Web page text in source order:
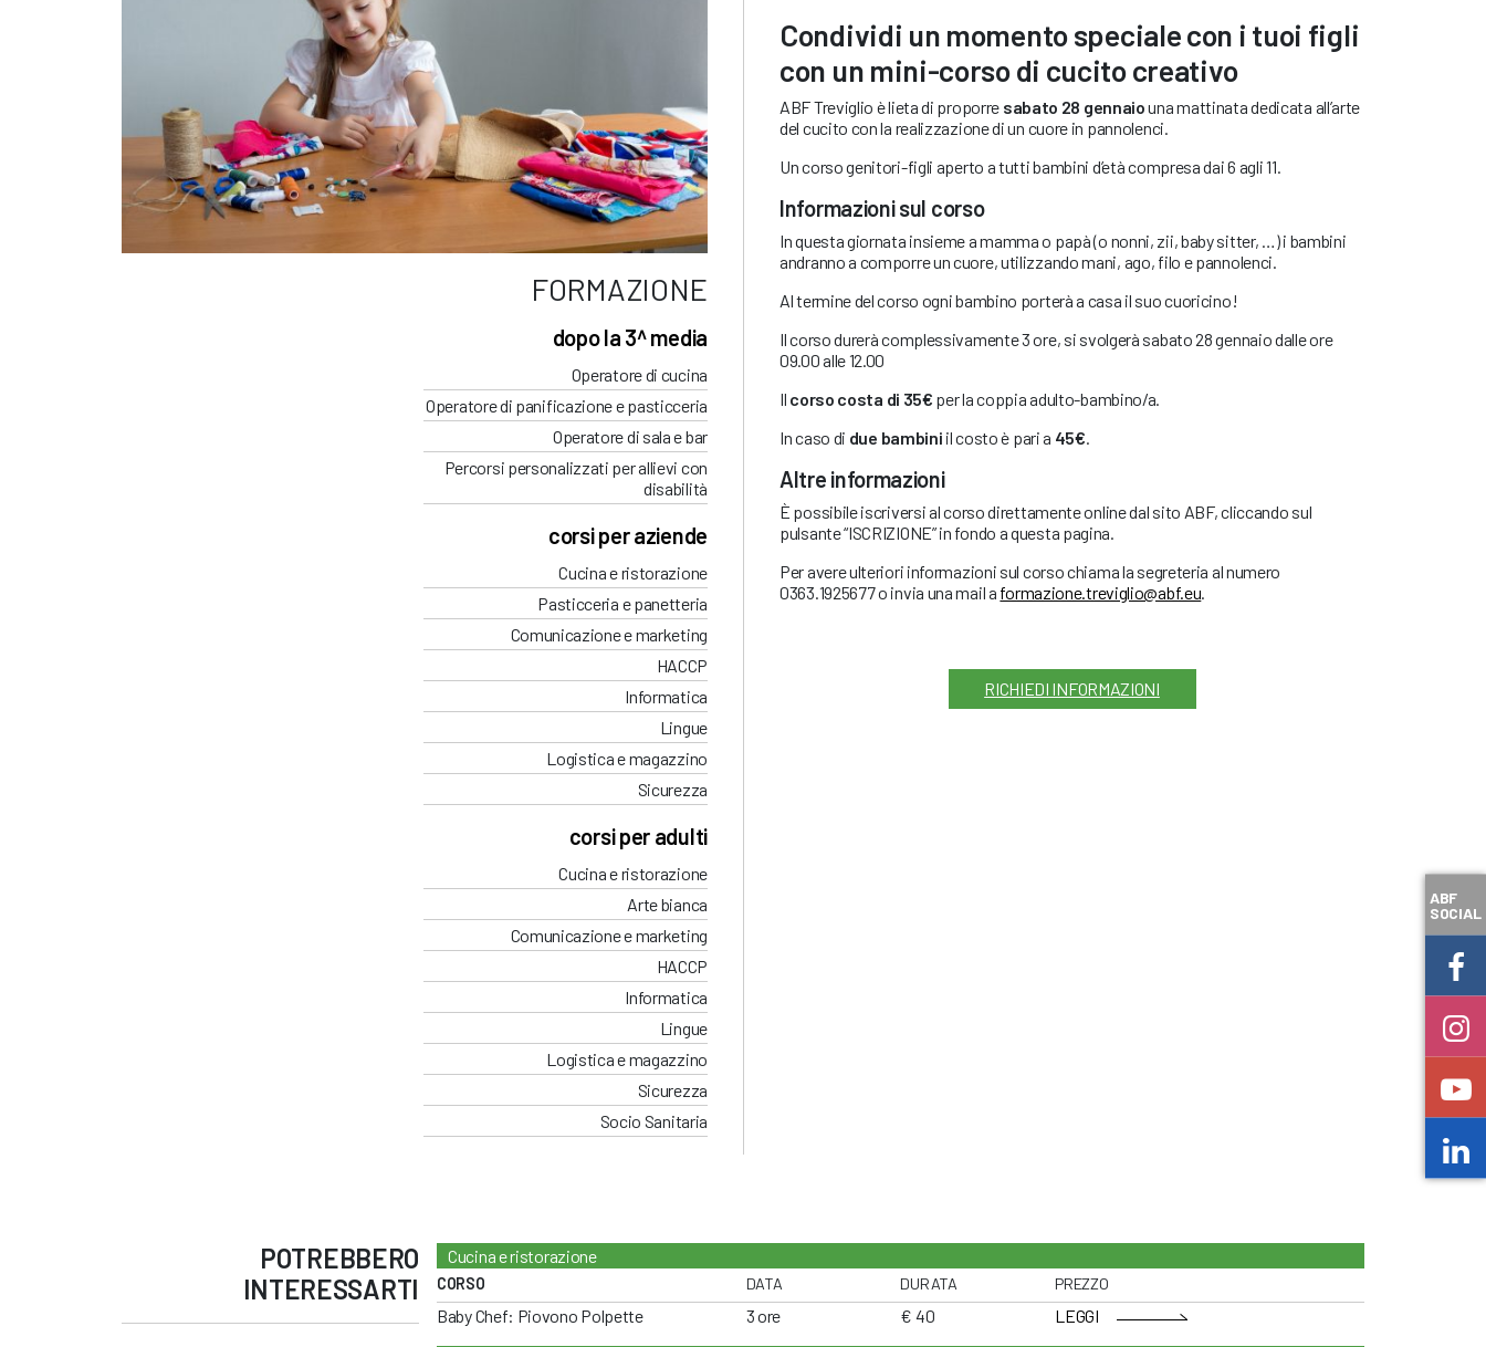
FORMAZIONE
dopo la 3^ media
Operatore di cucina
Operatore di panificazione e pasticceria
Operatore di sala e bar
Percorsi personalizzati per allievi con
disabilità
corsi per aziende
Cucina e ristorazione
Pasticceria e panetteria
Comunicazione e marketing
HACCP
Informatica
Lingue
Logistica e magazzino
Sicurezza
corsi per adulti
Cucina e ristorazione
Arte bianca
Comunicazione e marketing
HACCP
Informatica
Lingue
Logistica e magazzino
Sicurezza
Socio Sanitaria
Condividi un momento speciale con i tuoi figli
con un mini-corso di cucito creativo
ABF Treviglio è lieta di proporre sabato 28 gennaiouna mattinata dedicata all’arte
del cucito con la realizzazione di un cuore in pannolenci.
Un corso genitori-figli aperto a tutti bambini d’età compresa dai 6 agli 11.
Informazioni sul corso
In questa giornata insieme a mamma o papà (o nonni, zii, baby sitter, …) i bambini
andranno a comporre un cuore, utilizzando mani, ago, filo e pannolenci.
Al termine del corso ogni bambino porterà a casa il suo cuoricino!
Il corso durerà complessivamente 3 ore, si svolgerà sabato 28 gennaio dalle ore
09.00 alle 12.00
Il corso costa di 35€ per la coppia adulto-bambino/a.
In caso di due bambini il costo è pari a 45€
Altre informazioni
È possibile iscriversi al corso direttamente online dal sito ABF, cliccando sul
pulsante “ISCRIZIONE” in fondo a questa pagina.
Per avere ulteriori informazioni sul corso chiama la segreteria al numero
0363.1925677 o invia una mail a formazione.treviglio@abf.eu
RICHIEDI INFORMAZIONI
POTREBBERO
INTERESSARTI
Cucina e ristorazione
CORSO DATA DURATA PREZZO
Baby Chef: Piovono Polpette 3 ore € 40 LEGGI
ABF
SOCIAL